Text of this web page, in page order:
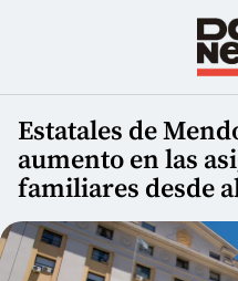
Estatales de
aumento en las
familiares desde